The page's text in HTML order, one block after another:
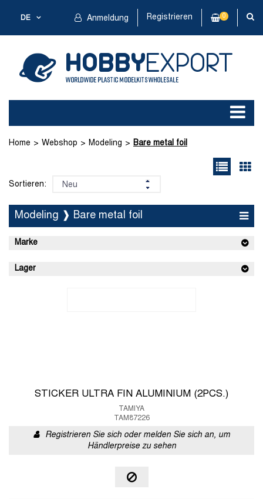
DE Anmeldung Registrieren 0
Home Webshop Modeling Bare metal foil
Sortieren:
Modeling ❱ Bare metal foil
Marke
Lager
STICKER ULTRA FIN ALUMINIUM (2PCS.)
TAMIYA
TAM87226
Registrieren Sie sich oder melden Sie sich an, um
Händlerpreise zu sehen